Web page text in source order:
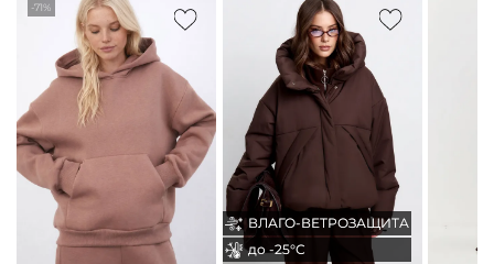
-71%
ВЛАГО-ВЕТРОЗАЩИТА
до -25°С
ВЛАГО-ВЕТРОЗАЩИТА
до -25°С